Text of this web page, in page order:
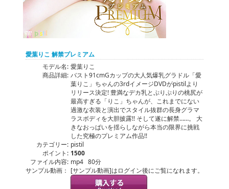
愛葉りこ 解禁プレミアム
モデル名: 愛葉りこ
商品詳細: バスト91cmGカップの大人気爆乳グラドル「愛
葉りこ」ちゃんの3rdイメージDVDがpistilより
リリース決定! 豊満なデカ乳とぷりぷりの桃尻が
最高すぎる「りこ」ちゃんが、これまでにない
過激な衣装と演出でスタイル抜群の長身グラマ
ラスボディを大胆披露!! そして遂に解禁……。 大
きなおっぱいを揺らしながら本当の限界に挑戦
した究極のプレミアム作品!!
カテゴリー: pistil
ポイント: 1500
ファイル内容: mp4 80分
サンプル動画： [サンプル動画]はログイン後にご覧になれます。